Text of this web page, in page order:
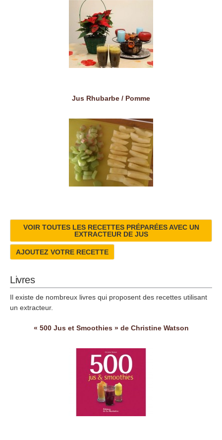
Jus Rhubarbe / Pomme
VOIR TOUTES LES RECETTES PRÉPARÉES AVEC UN
EXTRACTEUR DE JUS
AJOUTEZ VOTRE RECETTE
Livres
Il existe de nombreux livres qui proposent des recettes utilisant
un extracteur.
« 500 Jus et Smoothies » de Christine Watson